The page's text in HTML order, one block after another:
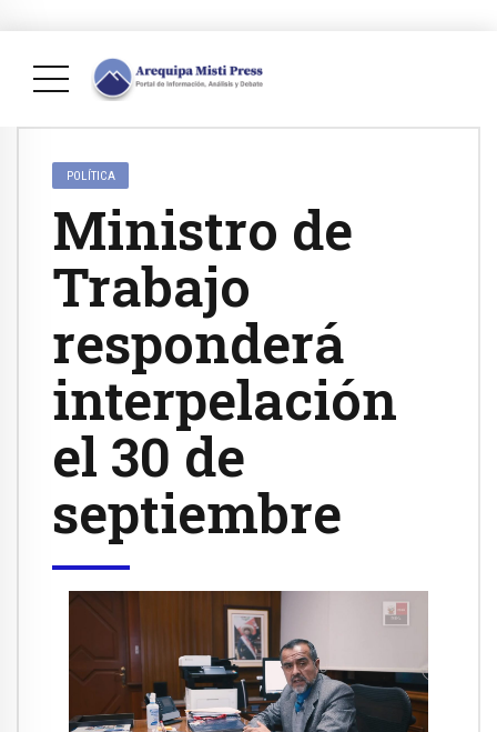
POLÍTICA
Ministro de
Trabajo
responderá
interpelación
el 30 de
septiembre